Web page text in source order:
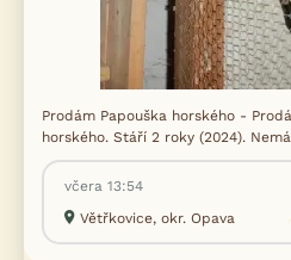
Prodám Papouška horského -
horského. Stáří 2 roky (2024).
včera 13:54
Větřkovice, okr. Opava